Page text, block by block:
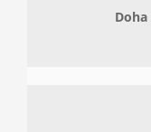
Doha